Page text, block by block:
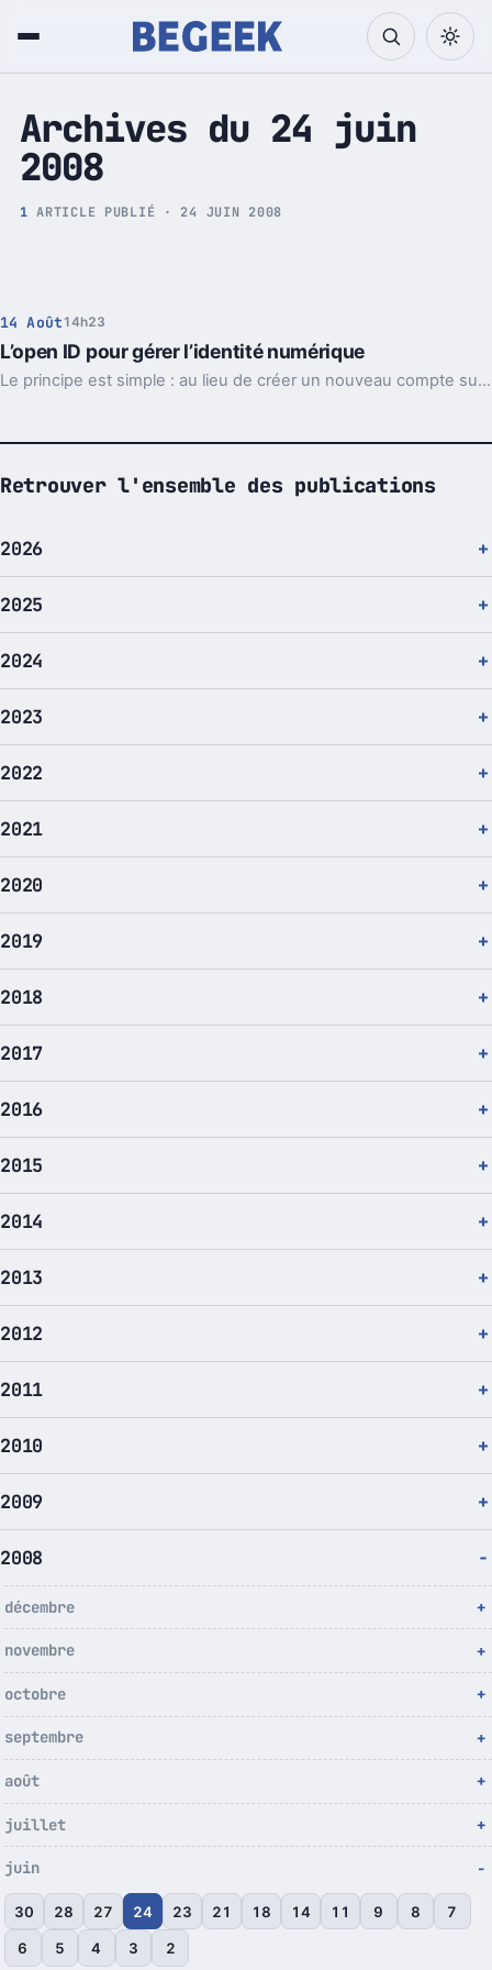
Tech et Pop culture
Archives du 24 juin
2008
1 ARTICLE PUBLIÉ · 24 JUIN 2008
14 Août 14h23
L’open ID pour gérer l’identité numérique
Le principe est simple : au lieu de créer un nouveau compte sur chaque nouveau site que l'internaute visite, il crée un identifiant unique (un OpenID) chez un fournisseur d’adresse OpenID.
Retrouver l'ensemble des publications
2026
2025
2024
2023
2022
2021
2020
2019
2018
2017
2016
2015
2014
2013
2012
2011
2010
2009
2008
décembre
novembre
octobre
septembre
août
juillet
juin
30 28 27 24 23 21 18 14 11 9 8 7
6 5 4 3 2